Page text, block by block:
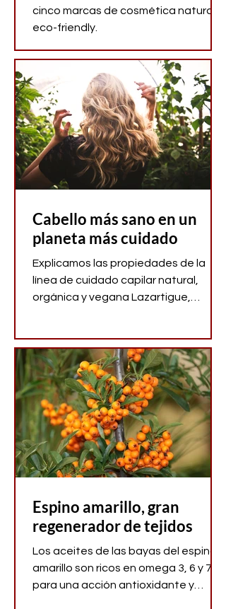
cinco marcas de cosmética natural
eco-friendly.
Cabello más sano en un
planeta más cuidado
Explicamos las propiedades de la
línea de cuidado capilar natural,
orgánica y vegana Lazartigue,
Espino amarillo, gran
regenerador de tejidos
Los aceites de las bayas del espino
amarillo son ricos en omega 3, 6 y 7,
para una acción antioxidante y